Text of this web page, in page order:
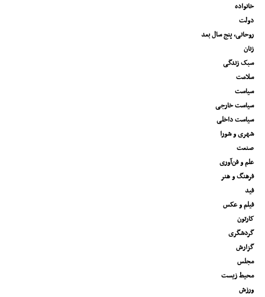
خانواده
دولت
روحانی، پنج سال بعد
زنان
سبک زندگی
سلامت
سیاست
سیاست خارجی
سیاست داخلی
شهری و شورا
صنعت
علم و فن‌آوری
فرهنگ و هنر
فید
فیلم و عکس
کارتون
گردشگری
گزارش
مجلس
محیط زیست
ورزش